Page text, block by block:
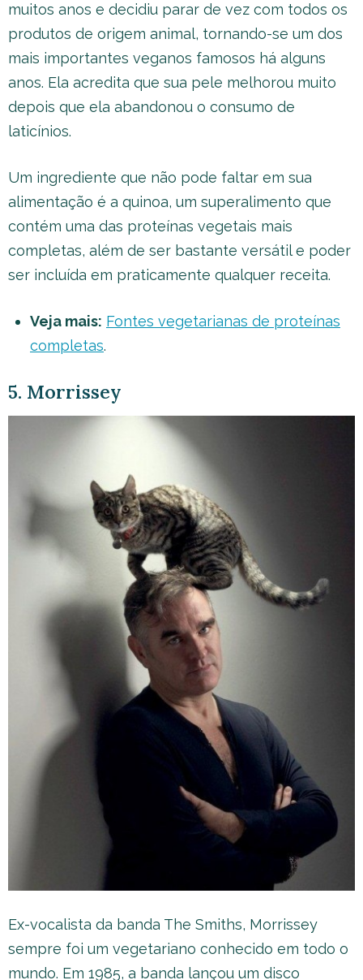
muitos anos e decidiu parar de vez com todos os
produtos de origem animal, tornando-se um dos
mais importantes veganos famosos há alguns
anos. Ela acredita que sua pele melhorou muito
depois que ela abandonou o consumo de
laticínios.
Um ingrediente que não pode faltar em sua
alimentação é a quinoa, um superalimento que
contém uma das proteínas vegetais mais
completas, além de ser bastante versátil e poder
ser incluída em praticamente qualquer receita.
Veja mais: Fontes vegetarianas de proteínas
completas.
5. Morrissey
Ex-vocalista da banda The Smiths, Morrissey
sempre foi um vegetariano conhecido em todo o
mundo. Em 1985, a banda lançou um disco